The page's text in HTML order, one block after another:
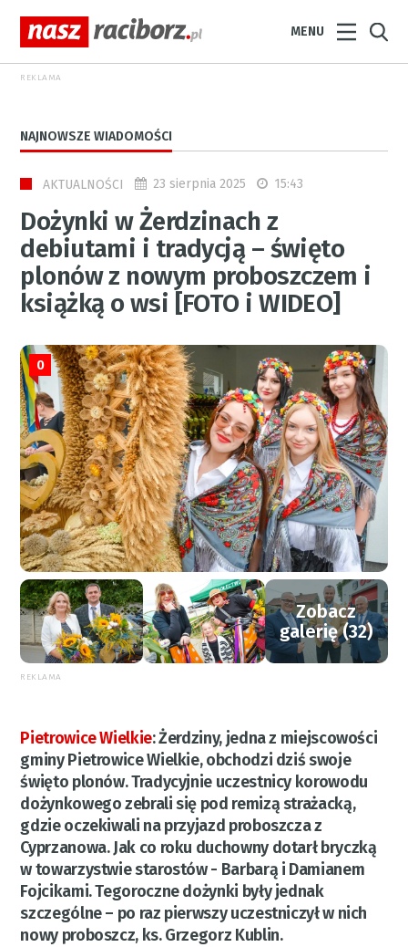
MENU
REKLAMA
NAJNOWSZE WIADOMOŚCI
AKTUALNOŚCI 23 sierpnia 2025 15:43
Dożynki w Żerdzinach z
debiutami i tradycją – święto
plonów z nowym proboszczem i
książką o wsi [FOTO i WIDEO]
0
Zobacz
galerię (32)
REKLAMA
Pietrowice Wielkie:Żerdziny, jedna z miejscowości
gminy Pietrowice Wielkie, obchodzi dziś swoje
święto plonów. Tradycyjnie uczestnicy korowodu
dożynkowego zebrali się pod remizą strażacką,
gdzie oczekiwali na przyjazd proboszcza z
Cyprzanowa. Jak co roku duchowny dotarł bryczką
w towarzystwie starostów - Barbarą i Damianem
Fojcikami. Tegoroczne dożynki były jednak
szczególne – po raz pierwszy uczestniczył w nich
nowy proboszcz, ks. Grzegorz Kublin.